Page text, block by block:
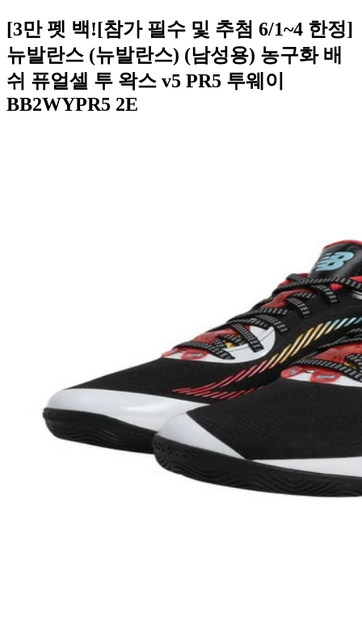
[3만 펫 백![참가 필수 및 추첨 6/1~4 한정]
뉴발란스 (뉴발란스) (남성용) 농구화 배
쉬 퓨얼셀 투 왁스 v5 PR5 투웨이
BB2WYPR5 2E